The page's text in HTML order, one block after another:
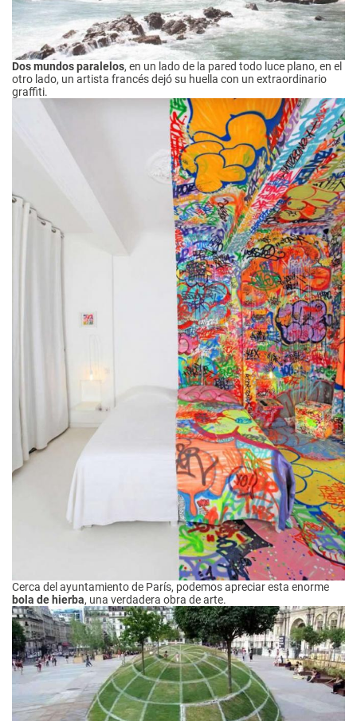
Dos mundos paralelos, en un lado de la pared todo luce plano, en el
otro lado, un artista francés dejó su huella con un extraordinario
graffiti.
Cerca del ayuntamiento de París, podemos apreciar esta enorme
bola de hierba, una verdadera obra de arte.